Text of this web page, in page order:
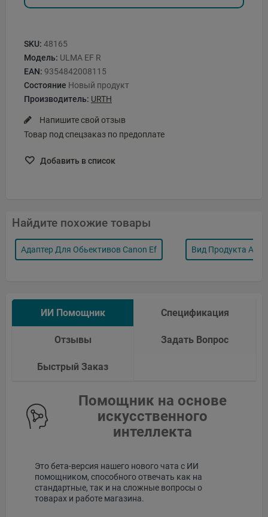
SKU: 48165
Модель: ULMA EF R
EAN: 9354842008115
Состояние Новый продукт
Производитель: URTH
Напишите свой отзыв
Товар под спецзаказ по предоплате
Добавить в список
Найдите похожие товары
Адаптер Для Обьективов Canon Ef Вид Продукта
ИИ Помощник Спецификация
Отзывы Задать Вопрос
Быстрый Заказ
Помощник на основе
искусственного
интеллекта
Это бета-версия нашего нового чата с ИИ
помощником, способного отвечать как на
стандартные, так и на сложные вопросы о
товарах и работе магазина.